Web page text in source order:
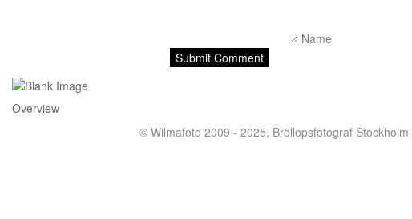
Overview
© Wilmafoto 2009 - 2025, Bröllopsfotograf Stockholm